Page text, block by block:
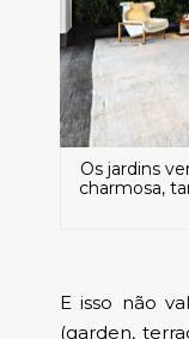
Os jardins
charmosa,
E isso não
(garden,